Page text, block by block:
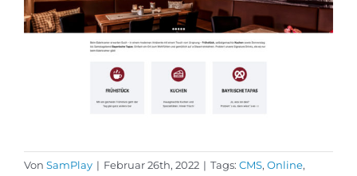
Von SamPlay | Februar 26th, 2022 | Tags: CMS, Online,